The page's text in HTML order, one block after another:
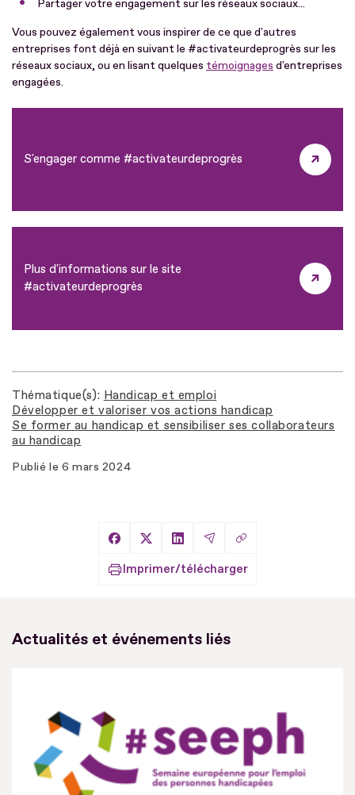
Partager votre engagement sur les réseaux sociaux...
Vous pouvez également vous inspirer de ce que d'autres
entreprises font déjà en suivant le #activateurdeprogrès sur les
réseaux sociaux, ou en lisant quelques témoignages d'entreprises
engagées.
S'engager comme #activateurdeprogrès
Plus d'informations sur le site
#activateurdeprogrès
Thématique(s) Handicap et emploi
Développer et valoriser vos actions handicap
Se former au handicap et sensibiliser ses collaborateurs
au handicap
Publié le 6 mars 2024
Partager sur Facebook
Partager sur X
Partager sur LinkedIn
Partager par Email
Copier le lien
Imprimer/télécharger
Actualités et événements liés